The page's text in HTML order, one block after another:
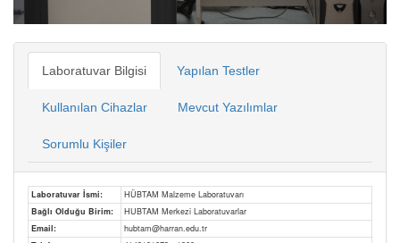
Laboratuvar Bilgisi Yapılan Testler
Kullanılan Cihazlar Mevcut Yazılımlar
Sorumlu Kişiler
Laboratuvar İsmi:
HÜBTAM Malzeme Laboratuvarı
Bağlı Olduğu Birim:
HUBTAM Merkezi Laboratuvarlar
Email:
hubtam@harran.edu.tr